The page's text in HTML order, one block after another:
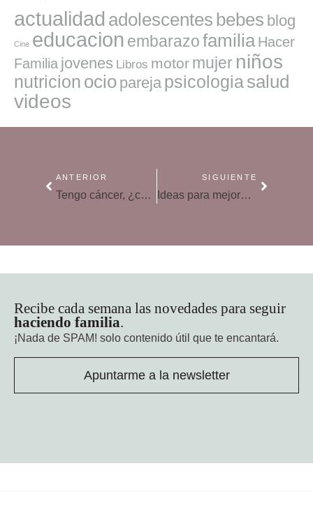
actualidad adolescentes bebes blog
Cine educacion embarazofamilia Hacer
Familia jovenes Libros motor mujer niños
nutricion ocio pareja psicologiasalud
videos
ANTERIOR
Tengo cáncer, ¿cómo se lo digo a mis hijos?
SIGUIENTE
Ideas para mejorar tu salud mental en el trabajo
Recibe cada semana las novedades para seguir
haciendo familia.
¡Nada de SPAM! solo contenido útil que te encantará.
Apuntarme a la newsletter